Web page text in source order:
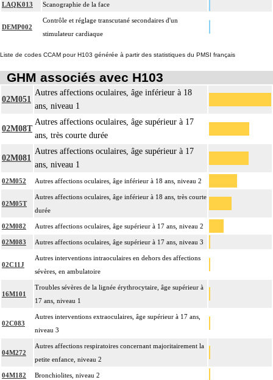
LAQK013 Scanographie de la face
DEMP002
Contrôle et réglage transcutané secondaires d'un
stimulateur cardiaque
Liste de codes CCAM pour H103 générée à partir des statistiques du PMSI français
GHM associés avec H103
02M051
Autres affections oculaires, âge inférieur à 18
ans, niveau 1
02M08T
Autres affections oculaires, âge supérieur à 17
ans, très courte durée
02M081
Autres affections oculaires, âge supérieur à 17
ans, niveau 1
02M052 Autres affections oculaires, âge inférieur à 18 ans, niveau 2
02M05T
Autres affections oculaires, âge inférieur à 18 ans, très courte
durée
02M082 Autres affections oculaires, âge supérieur à 17 ans, niveau 2
02M083 Autres affections oculaires, âge supérieur à 17 ans, niveau 3
02C11J
Autres interventions intraoculaires en dehors des affections
sévères, en ambulatoire
16M101
Troubles sévères de la lignée érythrocytaire, âge supérieur à
17 ans, niveau 1
02C083
Autres interventions extraoculaires, âge supérieur à 17 ans,
niveau 3
04M272
Autres affections respiratoires concernant majoritairement la
petite enfance, niveau 2
04M182 Bronchiolites, niveau 2